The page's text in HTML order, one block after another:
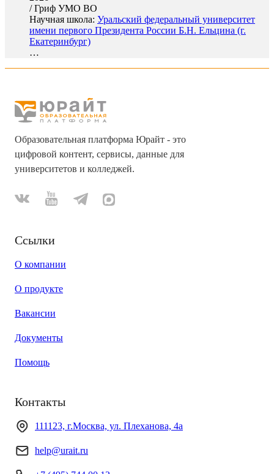
/Гриф УМО ВО
Научная школа: Уральский федеральный университет
имени первого Президента России Б.Н. Ельцина (г.
Екатеринбург)
…
Образовательная платформа Юрайт - это
цифровой контент, сервисы, данные для
университетов и колледжей.
Ссылки
О компании
О продукте
Вакансии
Документы
Помощь
Контакты
111123, г.Москва, ул. Плеханова, 4а
help@urait.ru